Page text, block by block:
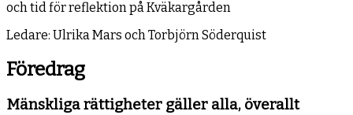
och tid för reflektion på Kväkargården
Ledare: Ulrika Mars och Torbjörn Söderquist
Föredrag
Mänskliga rättigheter gäller alla, överallt